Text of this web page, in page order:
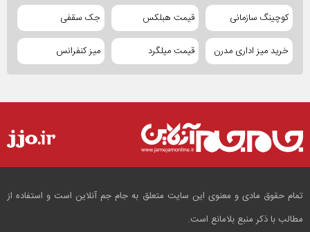
کوچینگ سازمانی قیمت هبلکس جک سقفی
خرید میز اداری مدرن قیمت میلگرد میز کنفرانس
تمام حقوق مادی و معنوی این سایت متعلق به جام جم آنلاین است و استفاده از
مطالب با ذکر منبع بلامانع است.